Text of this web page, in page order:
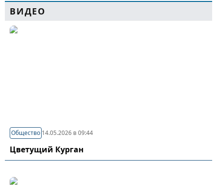
ВИДЕО
Общество 14.05.2026 в 09:44
Цветущий Курган